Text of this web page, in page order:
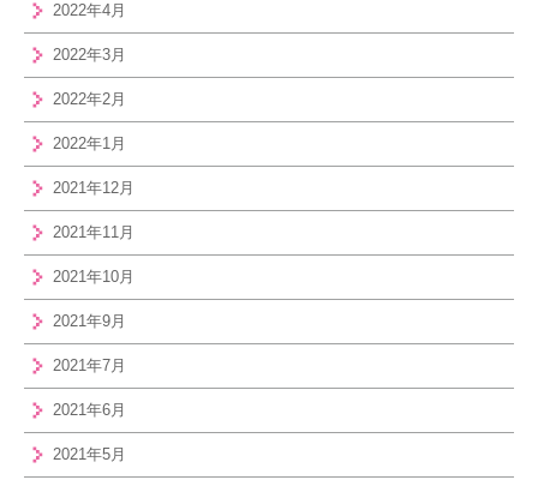
2022年4月
2022年3月
2022年2月
2022年1月
2021年12月
2021年11月
2021年10月
2021年9月
2021年7月
2021年6月
2021年5月